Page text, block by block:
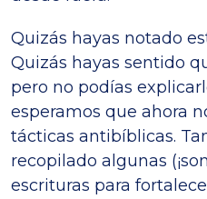
Quizás hayas notado
Quizás hayas sentido
pero no podías
esperamos que ahora
tácticas antibíblicas.
recopilado algunas
escrituras para